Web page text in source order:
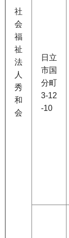
社
会
福
祉
法
人
秀
和
会
日立
市国
分町
3-12
-10